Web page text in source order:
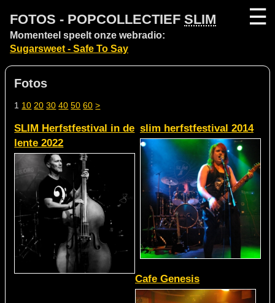
FOTOS - POPCOLLECTIEF SLIM
Momenteel speelt onze webradio:
Sugarsweet - Safe To Say
☰
Fotos
1 10 20 30 40 50 60 >
SLIM Herfstfestival in de
lente 2022
slim herfstfestival 2014
Cafe Genesis